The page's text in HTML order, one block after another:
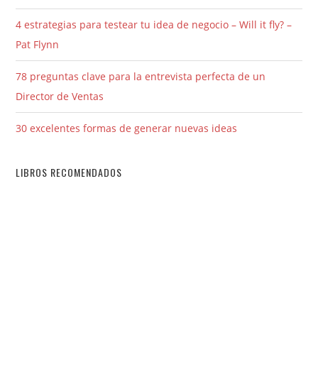
4 estrategias para testear tu idea de negocio – Will it fly? –
Pat Flynn
78 preguntas clave para la entrevista perfecta de un
Director de Ventas
30 excelentes formas de generar nuevas ideas
LIBROS RECOMENDADOS